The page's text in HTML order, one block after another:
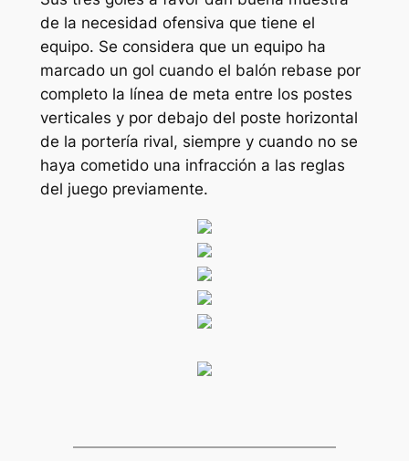
de la necesidad ofensiva que tiene el
equipo. Se considera que un equipo ha
marcado un gol cuando el balón rebase por
completo la línea de meta entre los postes
verticales y por debajo del poste horizontal
de la portería rival, siempre y cuando no se
haya cometido una infracción a las reglas
del juego previamente.